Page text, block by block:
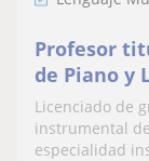
Profesor
de Piano y
Licenciado de
instrumental
especialidad